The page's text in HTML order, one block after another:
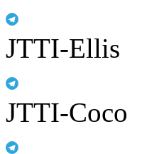
JTTI-Ellis
JTTI-Coco